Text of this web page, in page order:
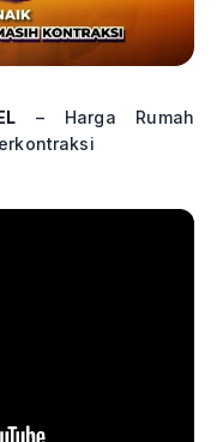
– Harga Rumah